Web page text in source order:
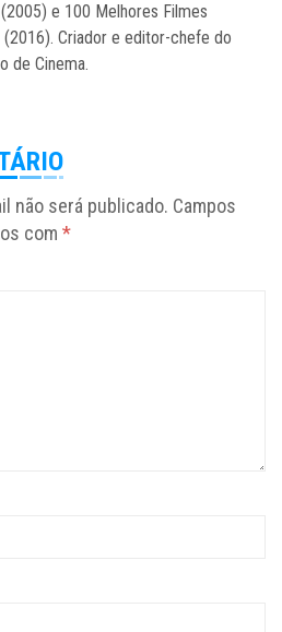
e 100 Melhores Filmes
(2016). Criador e editor-chefe do
de Cinema.
não será publicado. Campos
com *